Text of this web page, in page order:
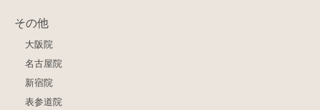
その他
大阪院
名古屋院
新宿院
表参道院